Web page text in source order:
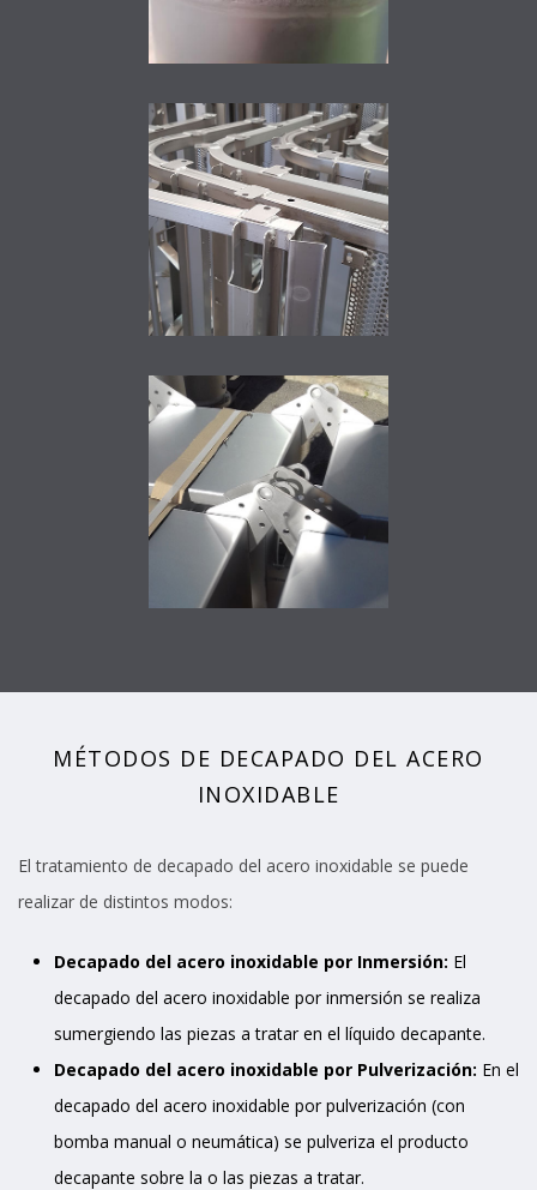
MÉTODOS DE DECAPADO DEL ACERO
INOXIDABLE
El tratamiento de decapado del acero inoxidable se puede
realizar de distintos modos:
Decapado del acero inoxidable por Inmersión: El
decapado del acero inoxidable por inmersión se realiza
sumergiendo las piezas a tratar en el líquido decapante.
Decapado del acero inoxidable por Pulverización: En el
decapado del acero inoxidable por pulverización (con
bomba manual o neumática) se pulveriza el producto
decapante sobre la o las piezas a tratar.